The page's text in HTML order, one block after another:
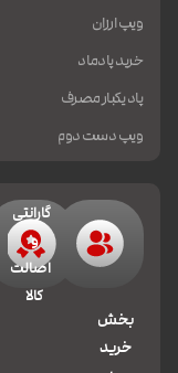
ویپ ارزان
خرید پادماد
پاد یکبار مصرف
ویپ دست دوم
بخش
خرید
گارانتی
و
اصالت
کالا